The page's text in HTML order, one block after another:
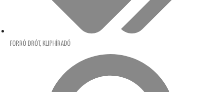
FORRÓ DRÓT, KLIPHÍRADÓ